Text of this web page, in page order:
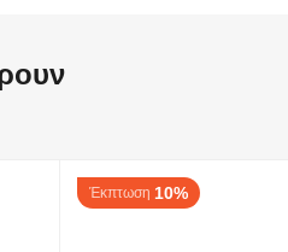
φούρνο ή φούρνο μικροκυμάτων
Έκπτωση 10%